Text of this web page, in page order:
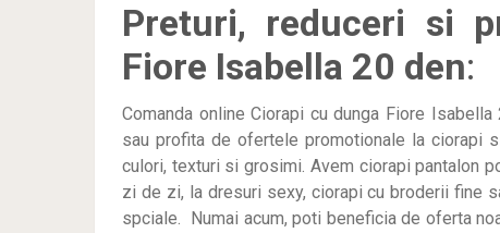
Preturi, reduceri si
Fiore Isabella 20 den:
Comanda online Ciorapi cu dunga Fiore
sau profita de ofertele promotionale la ciorapi
culori, texturi si grosimi. Avem ciorapi pantalon
zi de zi, la dresuri sexy, ciorapi cu broderii fine
spciale. Numai acum, poti beneficia de oferta